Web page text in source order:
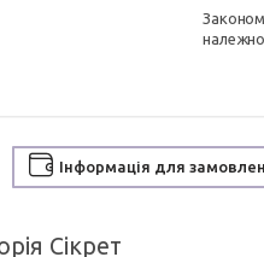
Законом не передбачено повернення та обмін даного товару
Інформація для
Сікрет